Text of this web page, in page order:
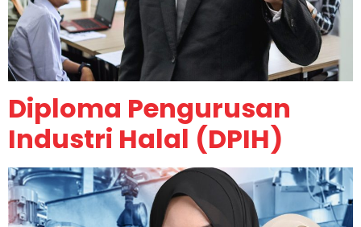
Diploma Pengurusan
Industri Halal (DPIH)